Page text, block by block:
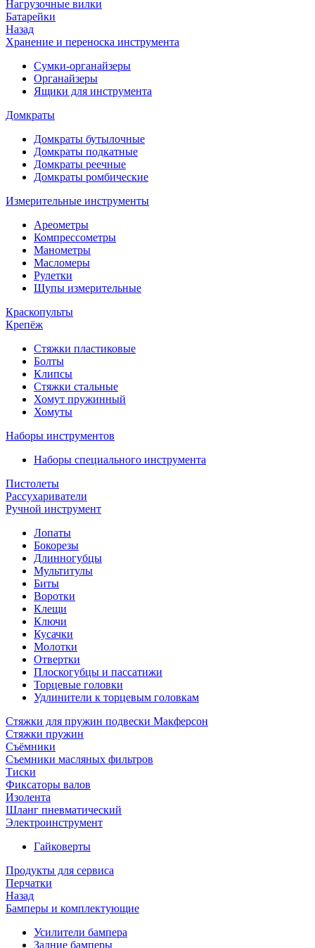
Нагрузочные вилки
Батарейки
Назад
Хранение и переноска инструмента
Сумки-органайзеры
Органайзеры
Ящики для инструмента
Домкраты
Домкраты бутылочные
Домкраты подкатные
Домкраты реечные
Домкраты ромбические
Измерительные инструменты
Ареометры
Компрессометры
Манометры
Масломеры
Рулетки
Щупы измерительные
Краскопульты
Крепёж
Стяжки пластиковые
Болты
Клипсы
Стяжки стальные
Хомут пружинный
Хомуты
Наборы инструментов
Наборы специального инструмента
Пистолеты
Рассухариватели
Ручной инструмент
Лопаты
Бокорезы
Длинногубцы
Мультитулы
Биты
Воротки
Клещи
Ключи
Кусачки
Молотки
Отвертки
Плоскогубцы и пассатижи
Торцевые головки
Удлинители к торцевым головкам
Стяжки для пружин подвески Макферсон
Стяжки пружин
Съёмники
Съемники масляных фильтров
Тиски
Фиксаторы валов
Изолента
Шланг пневматический
Электроинструмент
Гайковерты
Продукты для сервиса
Перчатки
Назад
Бамперы и комплектующие
Усилители бампера
Задние бамперы